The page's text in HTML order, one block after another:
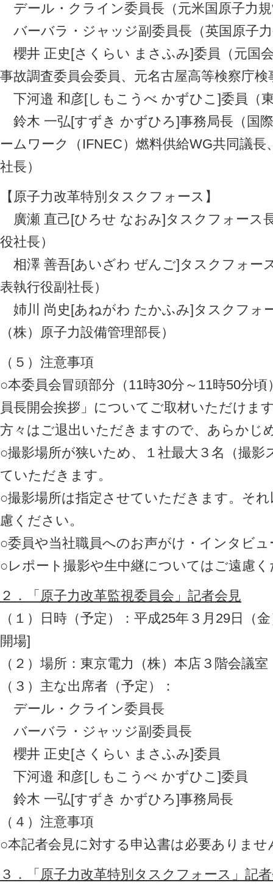
デール・クライン委員長（元米国原子力
バーバラ・ジャッジ副委員長（英国原子
櫻井 正史[さくらい まさふみ]委員（元国
事故調査委員会委員、元名古屋高等検察庁検
下河邉 和彦[しもこうべ かずひこ]委員（
鈴木 一弘[すずき かずひろ]事務局長（国
ームワーク（IFNEC）燃料供給WG共同議長
社長）
【原子力改革特別タスクフォース】
廣瀬 直己[ひろせ なおみ]タスクフォース
役社長）
相澤 善吾[あいざわ ぜんご]タスクフォー
表執行役副社長）
姉川 尚史[あねがわ たかふみ]タスクフォ
（株）原子力設備管理部長）
（５）注意事項
○本委員会冒頭部分（11時30分～11時50分
員長開会挨拶」についてご取材いただけま
方々はご退出いただきますので、あらかじ
○撮影場所が狭いため、１社最大３名（撮
ていただきます。
○撮影場所は指定させていただきます。そ
慮ください。
○委員や当社職員へのお声がけ・インタビ
○レポート撮影や生中継についてはご遠慮
２．「原子力改革監視委員会」記者会見
（１）日時（予定）：平成25年３月29日（
開場]
（２）場所：東京電力（株）本店３階会議室
（３）主な出席者（予定）：
デール・クライン委員長
バーバラ・ジャッジ副委員長
櫻井 正史[さくらい まさふみ]委員
下河邉 和彦[しもこうべ かずひこ]委員
鈴木 一弘[すずき かずひろ]事務局長
（４）注意事項
○本記者会見に対する申込書は必要ありませ
３．「原子力改革特別タスクフォース」記